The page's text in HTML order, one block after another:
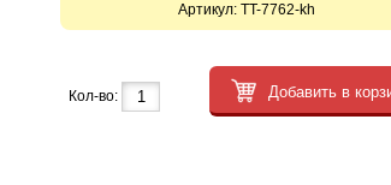
Артикул: TT-7762-kh
Кол-во: Добавить в